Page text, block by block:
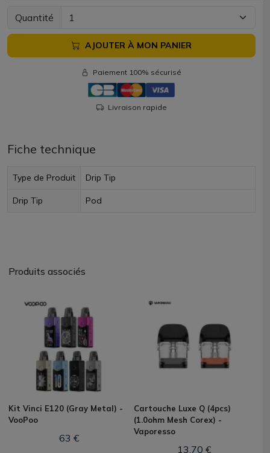
Quantité
AJOUTER À MON PANIER
Paiement 100% sécurisé
Livraison rapide
Fiche technique
Type de Produit Drip Tip
Drip Tip Pod
Produits associés
Kit Vinci E120 (Gray Metal) -
VooPoo
63 €
Cartouche Luxe Q (4pcs)
(1.0ohm Mesh Corex) -
Vaporesso
13,70 €